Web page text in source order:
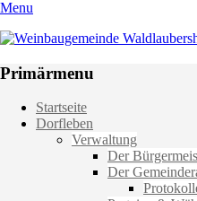
Menu
Weinbaugemeinde
Primärmenu
Weiter
zum
Startseite
Dorfleben
Verwaltung
Der
Der